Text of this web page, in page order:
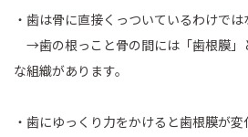
・歯は骨に直接くっついているわけでは
→歯の根っこと骨の間には「歯根膜」
な組織があります。
・歯にゆっくり力をかけると歯根膜が変